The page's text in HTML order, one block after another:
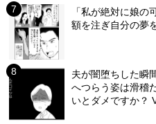
「私が絶対に娘
額を注ぎ自分の夢
夫が闇堕ちした瞬
へつらう姿は滑稽
いとダメですか？